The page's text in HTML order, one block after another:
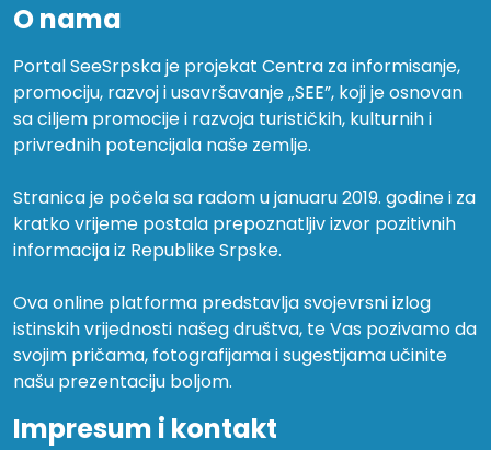
O nama
Portal SeeSrpska je projekat Centra za informisanje,
promociju, razvoj i usavršavanje „SEE”, koji je osnovan
sa ciljem promocije i razvoja turističkih, kulturnih i
privrednih potencijala naše zemlje.
Stranica je počela sa radom u januaru 2019. godine i za
kratko vrijeme postala prepoznatljiv izvor pozitivnih
informacija iz Republike Srpske.
Ova online platforma predstavlja svojevrsni izlog
istinskih vrijednosti našeg društva, te Vas pozivamo da
svojim pričama, fotografijama i sugestijama učinite
našu prezentaciju boljom.
Impresum i kontakt